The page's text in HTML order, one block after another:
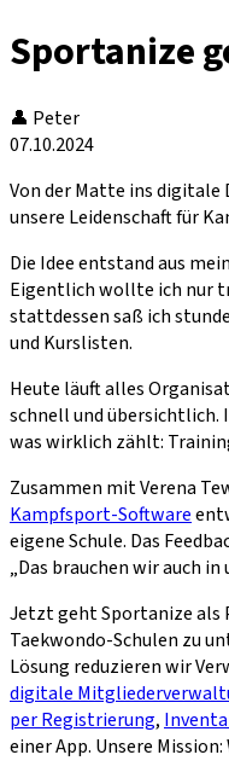
Sportanize
👤 Peter
07.10.2024
Von der Matte ins digitale
unsere Leidenschaft für
Die Idee entstand aus
Eigentlich wollte ich nur
stattdessen saß ich
und Kurslisten.
Heute läuft alles
schnell und übersichtlich.
was wirklich zählt:
Zusammen mit Verena
Kampfsport-Software
eigene Schule. Das
„Das brauchen wir auch in
Jetzt geht Sportanize als
Taekwondo-Schulen zu
Lösung reduzieren wir
digitale
per Registrierung,
einer App. Unsere